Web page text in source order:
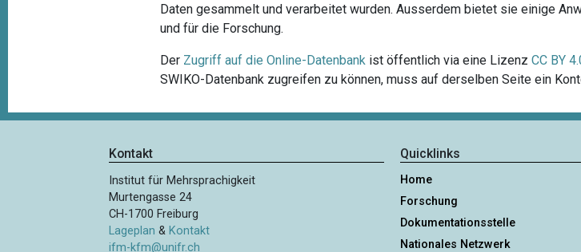
Daten gesammelt und verarbeitet wurden. Ausserdem bietet sie einige
und für die Forschung.
Der Zugriff auf die Online-Datenbank ist öffentlich via eine LizenzCC BY
SWIKO-Datenbank zugreifen zu können, muss auf derselben Seite ein
Kontakt
Institut für Mehrsprachigkeit
Murtengasse 24
CH-1700 Freiburg
Lageplan & Kontakt
ifm-kfm@unifr.ch
Quicklinks
Home
Forschung
Dokumentationsstelle
Nationales Netzwerk